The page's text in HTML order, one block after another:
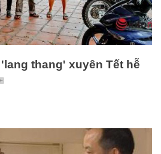
thang' xuyên Tết hễ